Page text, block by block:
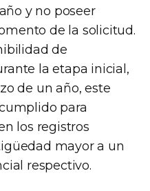
y no poseer
de la solicitud.
de
la etapa inicial,
de un año, este
para
los registros
mayor a un
respectivo.